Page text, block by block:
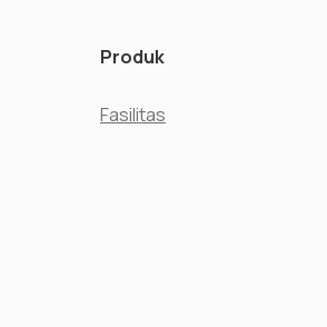
Produk
Fasilitas